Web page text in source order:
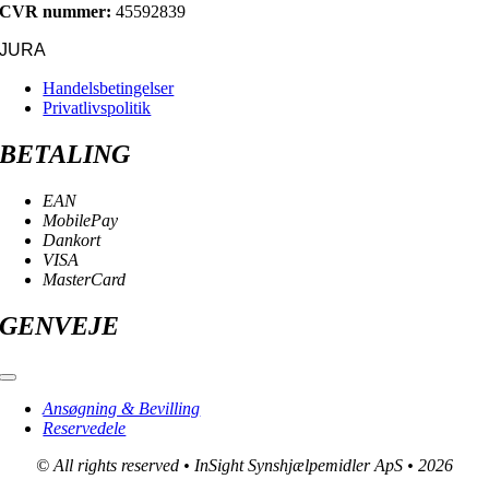
CVR nummer: 45592839
JURA
Handelsbetingelser
Privatlivspolitik
BETALING
EAN
MobilePay
Dankort
VISA
MasterCard
GENVEJE
Toggle
NavigationAnsøgning & Bevilling
Reservedele
© All rights reserved • InSight Synshjælpemidler ApS • 2026